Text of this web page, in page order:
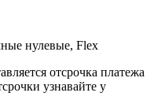
нулевые, Flex
отсрочка платежа
узнавайте у